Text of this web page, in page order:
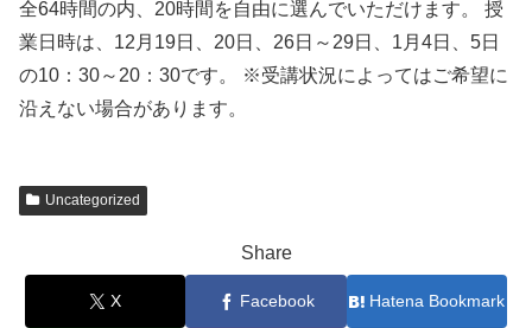
全64時間の内、20時間を自由に選んでいただけます。 授
業日時は、12月19日、20日、26日～29日、1月4日、5日
の10：30～20：30です。 ※受講状況によってはご希望に
沿えない場合があります。
Uncategorized
Share
X Facebook Hatena Bookmark